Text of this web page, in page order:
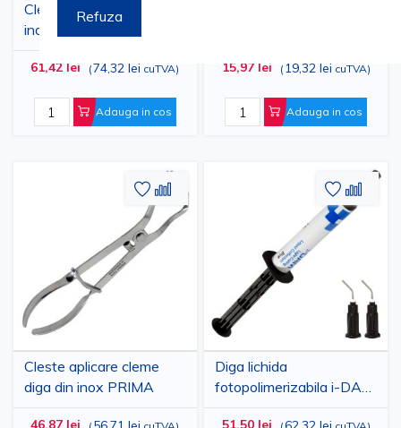
Cleste perforator din
inox pentru diga dentara
PRIMA
61,42 lei (74,32 lei cuTVA)
Adauga in cos
sustinerea foliei de diga
15,97 lei ( 19,32 lei cuTVA)
Adauga in cos
Cleste aplicare cleme
diga din inox PRIMA
46,87 lei
Adaugati
la
Lista
de
Adaugati
pentru
comparare
Diga lichida
fotopolimerizabila i-DAM
- Seringa 3.5g
51,50 lei
la
Lista
Refuza